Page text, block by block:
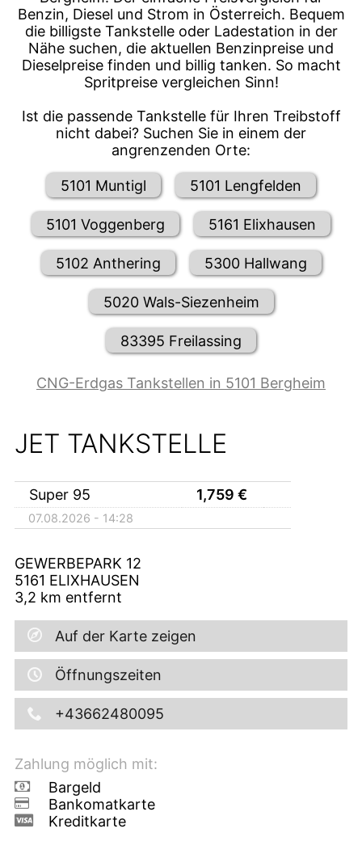
Benzin, Diesel und Strom in Österreich. Bequem
die billigste Tankstelle oder Ladestation in der
Nähe suchen, die aktuellen Benzinpreise und
Dieselpreise finden und billig tanken. So macht
Spritpreise vergleichen Sinn!
Ist die passende Tankstelle für Ihren Treibstoff
nicht dabei? Suchen Sie in einem der
angrenzenden Orte:
5101 Muntigl 5101 Lengfelden
5101 Voggenberg 5161 Elixhausen
5102 Anthering 5300 Hallwang
5020 Wals-Siezenheim
83395 Freilassing
CNG-Erdgas Tankstellen in 5101 Bergheim
JET TANKSTELLE
Super 95 1,759 €
07.08.2026 - 14:28
GEWERBEPARK 12
5161 ELIXHAUSEN
3,2 km entfernt
Auf der Karte zeigen
Öffnungszeiten
+43662480095
Zahlung möglich mit:
Bargeld
Bankomatkarte
Kreditkarte